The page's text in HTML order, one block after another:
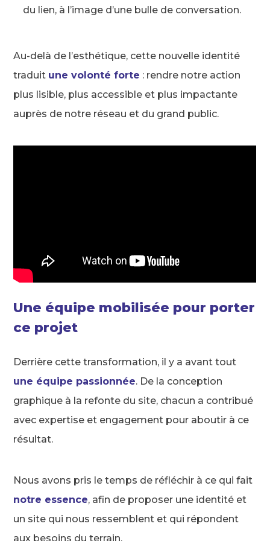
du lien, à l’image d’une bulle de conversation.
Au-delà de l’esthétique, cette nouvelle identité
traduit une volonté forte : rendre notre action
plus lisible, plus accessible et plus impactante
auprès de notre réseau et du grand public.
Une équipe mobilisée pour porter
ce projet
Derrière cette transformation, il y a avant tout
une équipe passionnée. De la conception
graphique à la refonte du site, chacun a contribué
avec expertise et engagement pour aboutir à ce
résultat.
Nous avons pris le temps de réfléchir à ce qui fait
notre essence, afin de proposer une identité et
un site qui nous ressemblent et qui répondent
aux besoins du terrain.